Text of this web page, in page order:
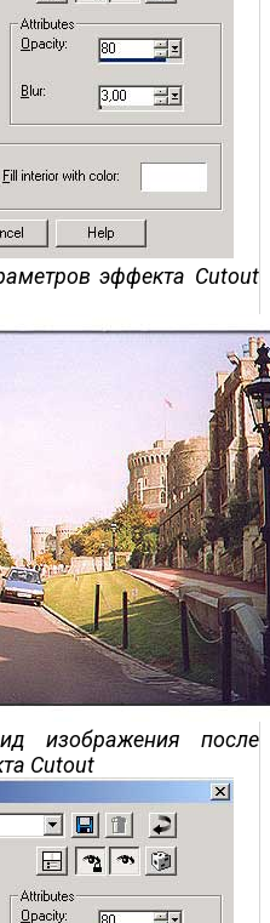
эффекта Cutout
изображения после
Cutout